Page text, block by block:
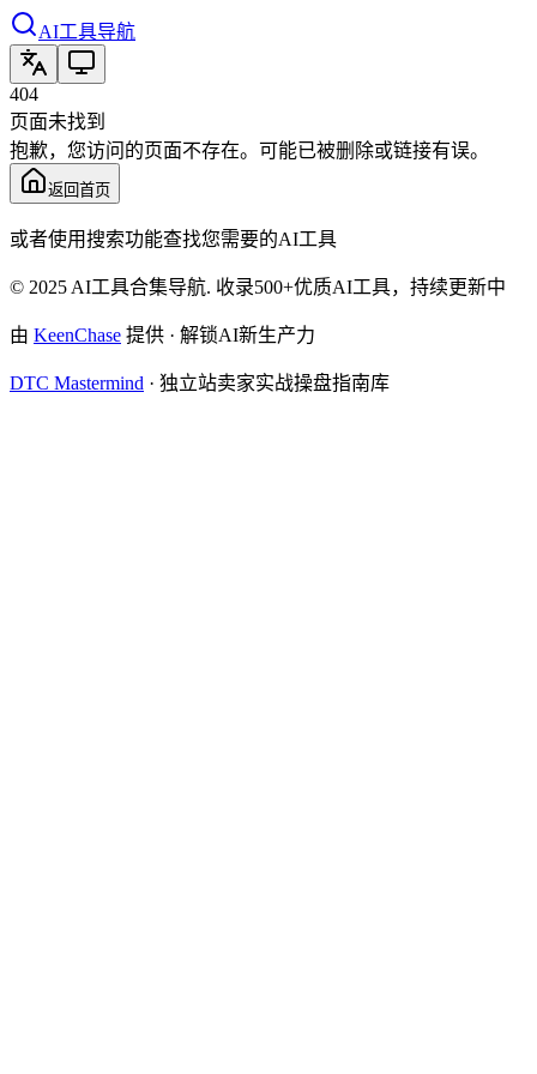
AI工具导航
404
页面未找到
抱歉，您访问的页面不存在。可能已被删除或链接有误。
返回首页
或者使用搜索功能查找您需要的AI工具
© 2025 AI工具合集导航. 收录500+优质AI工具，持续更新中
由 KeenChase 提供 · 解锁AI新生产力
DTC Mastermind · 独立站卖家实战操盘指南库